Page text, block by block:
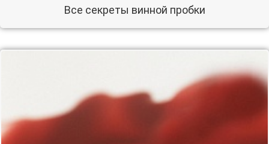
Все секреты винной пробки